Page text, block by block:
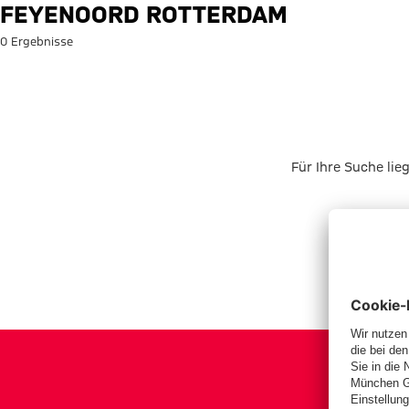
Suche: Feyenoord Rotterdam
FEYENOORD ROTTERDAM
0 Ergebnisse
Für Ihre Suche